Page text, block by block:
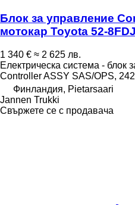
Блок за управление
мотокар Toyota 52-
1 340 € ≈ 2 625 лв.
Електрическа система - блок
Controller ASSY SAS/OPS,
Финландия, Pietarsaari
Jannen Trukki
Свържете се с продавача